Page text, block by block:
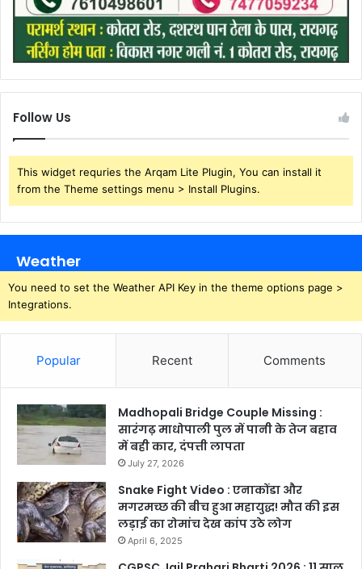
Follow Us
This widget requries the Arqam Lite Plugin, You can install it
from the Theme settings menu > Install Plugins.
Weather
You need to set the Weather API Key in the theme options page >
Integrations.
Popular Recent Comments
Madhopali Bridge Couple Missing :
सारंगढ़ माधोपाली पुल में पानी के तेज बहाव
में बही कार, दंपत्ती लापता
July 27, 2026
Snake Fight Video : एनाकोंडा और
मगरमच्छ की बीच हुआ महायुद्ध! मौत की इस
लड़ाई का रोमांच देख कांप उठे लोग
April 6, 2025